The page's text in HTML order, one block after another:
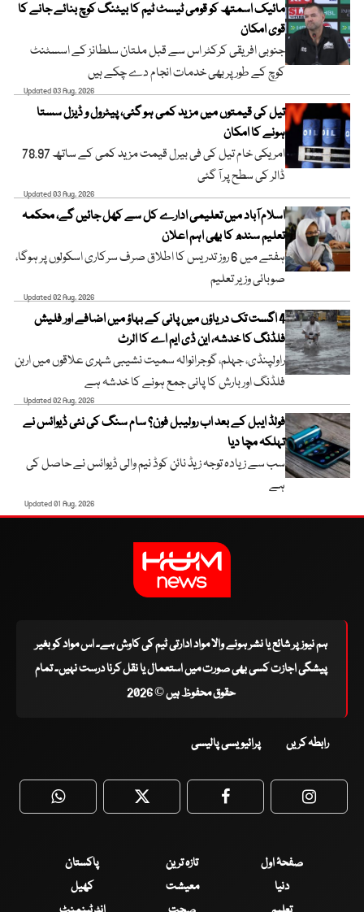
مائیک اسمتھ کو قومی ٹیسٹ ٹیم کا بیٹنگ کوچ بنائے جانے کا
قوی امکان
جنوبی افریقی کرکٹر اس سے قبل ملتان سلطانز کے اسسٹنٹ
کوچ کے طور پر بھی خدمات انجام دے چکے ہیں
Updated 03 Aug, 2026
تیل کی قیمتوں میں مزید کمی ہو گئی، پیٹرول و ڈیزل سستا
ہونے کا امکان
امریکی خام تیل کی فی بیرل قیمت مزید کمی کے ساتھ 78.97
ڈالر کی سطح پر آ گئی
Updated 03 Aug, 2026
اسلام آباد میں تعلیمی ادارے کل سے کھل جائیں گے، محکمہ
تعلیم سندھ کا بھی اہم اعلان
ہفتے میں 6 روز تدریس کا اطلاق صرف سرکاری اسکولوں پر ہوگا،
صوبائی وزیر تعلیم
Updated 02 Aug, 2026
4 اگست تک دریاؤں میں پانی کے بہاؤ میں اضافے اور فلیش
فلڈنگ کا خدشہ، این ڈی ایم اے کا الرٹ
راولپنڈی، جہلم، گوجرانوالہ سمیت نشیبی شہری علاقوں میں اربن
فلڈنگ اور بارش کا پانی جمع ہونے کا خدشہ ہے
Updated 02 Aug, 2026
فولڈ ایبل کے بعد اب رولیبل فون؟ سام سنگ کی نئی ڈیوائس نے
تہلکہ مچا دیا
سب سے زیادہ توجہ زیڈ نائن کوڈ نیم والی ڈیوائس نے حاصل کی
ہے
Updated 01 Aug, 2026
ہم نیوز پر شائع یا نشر ہونے والا مواد ادارتی ٹیم کی کاوش ہے۔ اس مواد کو بغیر
پیشگی اجازت کسی بھی صورت میں استعمال یا نقل کرنا درست نہیں۔ تمام
حقوق محفوظ ہیں © 2026
رابطہ کریں پرائیویسی پالیسی
WhatsApp Twitter Facebook
صفحۂ اول تازہ ترین
پاکستان
دنیا
معیشت
کھیل